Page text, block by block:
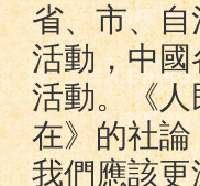
省、市、
活動，中
活動。《
在》的社論
我們應該更